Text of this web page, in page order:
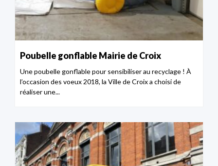
Poubelle gonflable Mairie de Croix
Une poubelle gonflable pour sensibiliser au recyclage ! À
l’occasion des voeux 2018, la Ville de Croix a choisi de
réaliser une...